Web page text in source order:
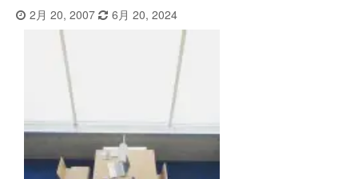
2月 20, 2007 6月 20, 2024